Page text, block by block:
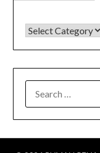
KATEGORI
FOR: